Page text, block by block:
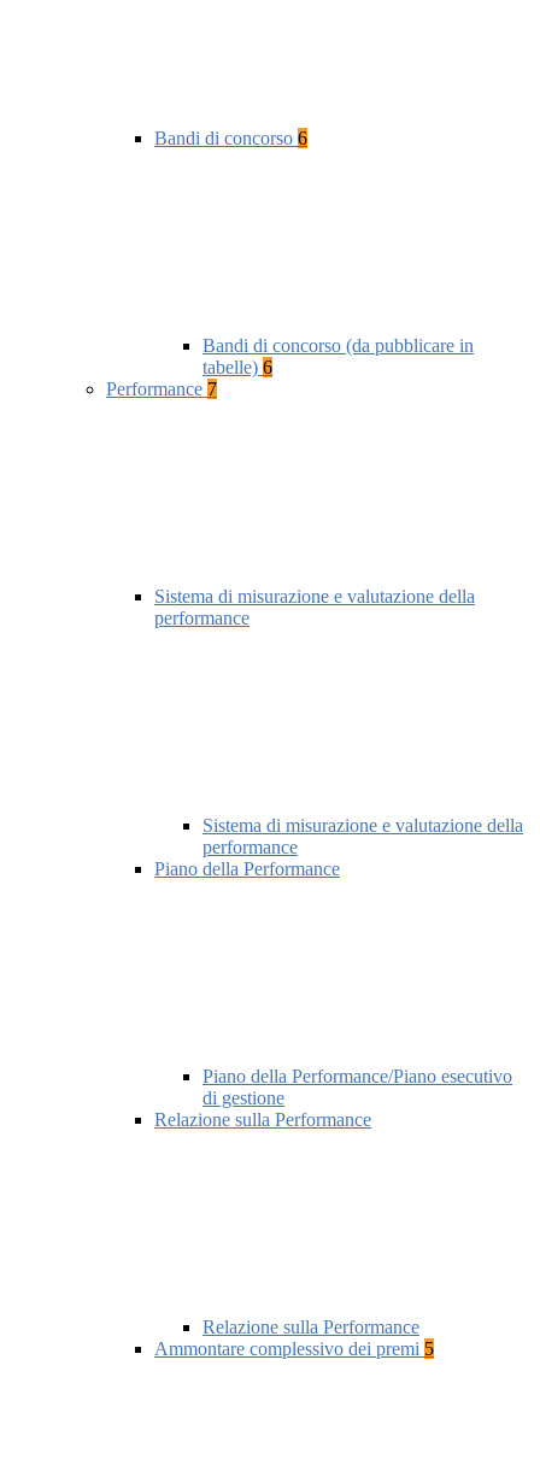
Bandi di concorso 6
Bandi di concorso (da pubblicare in
tabelle) 6
Performance 7
Sistema di misurazione e valutazione della
performance
Sistema di misurazione e valutazione della
performance
Piano della Performance
Piano della Performance/Piano esecutivo
di gestione
Relazione sulla Performance
Relazione sulla Performance
Ammontare complessivo dei premi 5